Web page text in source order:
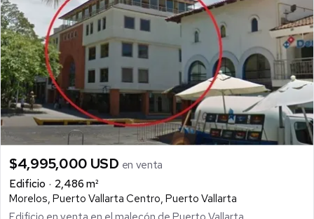
$4,995,000 USD en venta
Edificio
2,486 m²
Morelos, Puerto Vallarta Centro, Puerto Vallarta